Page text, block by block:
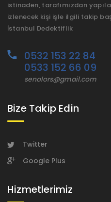
istinaden, tarafımızdan
izlenecek kişi işle ilgili takip
İstanbul Dedektiflik
0532 153 22 84
0533 152 66 09
senolors@gmail.com
Bize Takip Edin
Twitter
Google Plus
Hizmetlerimiz